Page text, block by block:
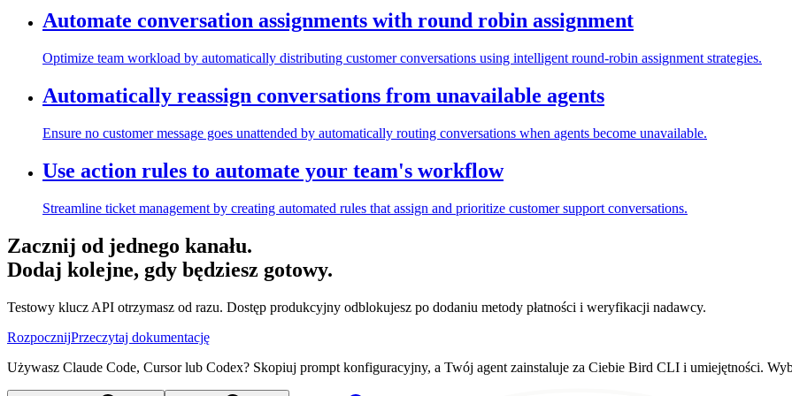
Automate conversation assignments with round robin assignment
Optimize team workload by automatically distributing customer conversations using intelligent round-robin assignment strategies.
Automatically reassign conversations from unavailable agents
Ensure no customer message goes unattended by automatically routing conversations when agents become unavailable.
Use action rules to automate your team's workflow
Streamline ticket management by creating automated rules that assign and prioritize customer support conversations.
Zacznij od jednego kanału.
Dodaj kolejne, gdy będziesz gotowy.
Testowy klucz API otrzymasz od razu. Dostęp produkcyjny odblokujesz po dodaniu metody płatności i weryfikacji nadawcy.
RozpocznijPrzeczytaj dokumentację
Używasz Claude Code, Cursor lub Codex? Skopiuj prompt konfiguracyjny, a Twój agent zainstaluje za Ciebie Bird CLI i umiejętności.